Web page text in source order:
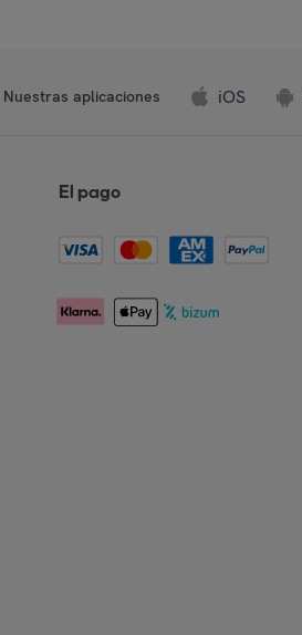
Nuestras aplicaciones iOS
El pago